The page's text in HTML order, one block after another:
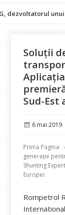
unui
Soluții
Sud-Est
Publicat
6 mai 2019
Prima Pagina
generație
Shunting
Europei
Rompetrol